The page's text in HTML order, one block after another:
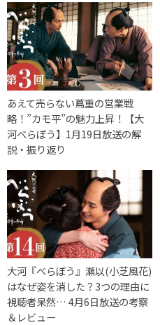
あえて売らない蔦重の営業戦
略！”カモ平”の魅力上昇！【大
河べらぼう】1月19日放送の解
説・振り返り
大河『べらぼう』瀬以(小芝風花)
はなぜ姿を消した？3つの理由に
視聴者呆然… 4月6日放送の考察
＆レビュー